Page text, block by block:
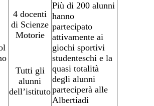
4 docenti
di Scienze
Motorie
Tutti gli
alunni
dell’istituto
Più di 200 alunni
hanno
partecipato
attivamente ai
giochi sportivi
studenteschi e la
quasi totalità
degli alunni
parteciperà alle
Albertiadi